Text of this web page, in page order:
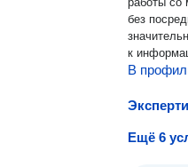
без
к
точные и
- не
В
Ещё 6